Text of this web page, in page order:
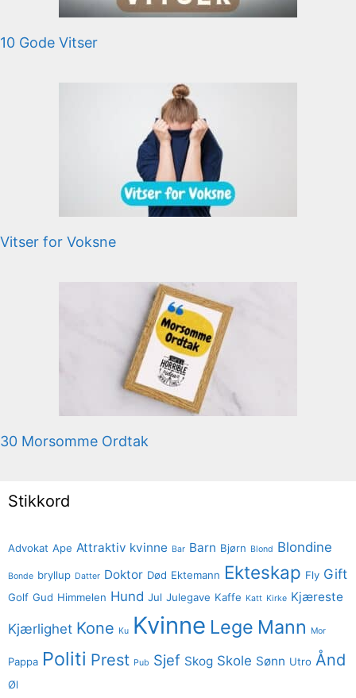
10 Gode Vitser
Vitser for Voksne
30 Morsomme Ordtak
Stikkord
Advokat Ape Attraktiv kvinne Bar Barn Bjørn Blond Blondine
Bonde bryllup Datter Doktor Død Ektemann Ekteskap Fly Gift
Golf Gud Himmelen Hund Jul Julegave Kaffe Katt Kirke Kjæreste
Kjærlighet Kone Ku Kvinne Lege Mann Mor
Pappa Politi Prest Pub Sjef Skog Skole Sønn Utro Ånd
Øl